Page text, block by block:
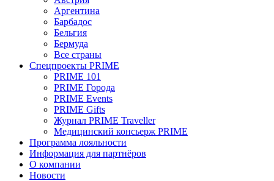
Аргентина
Барбадос
Бельгия
Бермуда
Все страны
Спецпроекты PRIME
PRIME 101
PRIME Города
PRIME Events
PRIME Gifts
Журнал PRIME Traveller
Медицинский консьерж PRIME
Программа лояльности
Информация для партнёров
О компании
Новости